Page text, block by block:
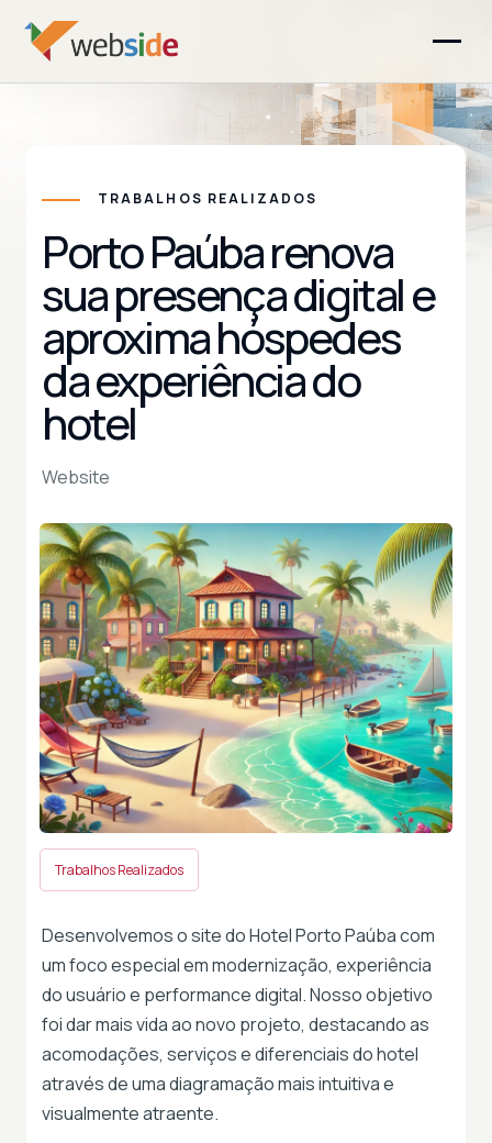
TRABALHOS REALIZADOS
Porto Paúba renova
sua presença digital e
aproxima hóspedes
da experiência do
hotel
Website
Trabalhos Realizados
Desenvolvemos o site do Hotel Porto Paúba com
um foco especial em modernização, experiência
do usuário e performance digital. Nosso objetivo
foi dar mais vida ao novo projeto, destacando as
acomodações, serviços e diferenciais do hotel
através de uma diagramação mais intuitiva e
visualmente atraente.